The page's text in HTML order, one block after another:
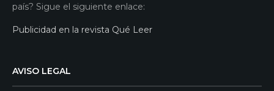
país? Sigue el siguiente enlace:
Publicidad en la revista Qué Leer
AVISO LEGAL